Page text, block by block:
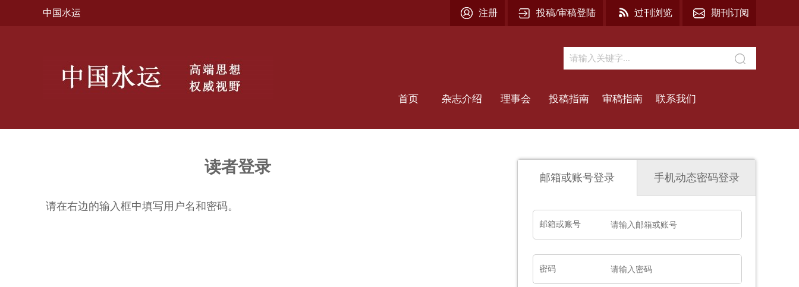
中国水运 期刊订阅
过刊浏览
投稿/审稿登陆
注册
首页 杂志介绍 理事会 投稿指南 审稿指南 联系我们
读者登录
请在右边的输入框中填写用户名和密码。
邮箱或账号登录 手机动态密码登录
邮箱或账号
密码